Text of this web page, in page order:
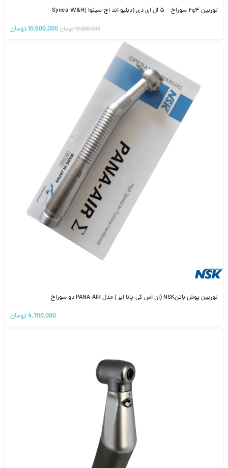
توربین ۴و۲ سوراخ – ۵ ال ای دی (دبلیو اند اچ-سینوا )Synea W&H
19,000,000تومان10,500,000تومان
توربین پوش باتنNSK (ان اس کی-پانا ایر ) مدل PANA-AIR دو سوراخ
4,700,000تومان